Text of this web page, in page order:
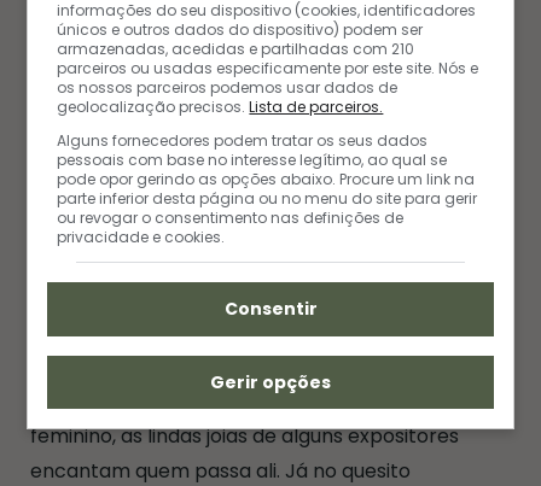
Segunda à Sexta, das 11h às 15h, na Rua
Tenerife, 74 – Vila Olímpia
11. Feira Omaguás
Essa é uma dasfeirinhas em SPdedicada aos
amantes dearte e artesanato. Lá você vai
encontrar uma infinidade de acessórios de couro,
crochê, patchwork e tricô. Tem também peças
crianças. E como o público acaba sendo bastante
feminino, as lindas joias de alguns expositores
encantam quem passa ali. Já no quesito
informações do seu dispositivo (cookies, identificadores
únicos e outros dados do dispositivo) podem ser
armazenadas, acedidas e partilhadas com 210
parceiros ou usadas especificamente por este site. Nós e
os nossos parceiros podemos usar dados de
geolocalização precisos.Lista de parceiros.
Alguns fornecedores podem tratar os seus dados
pessoais com base no interesse legítimo, ao qual se
pode opor gerindo as opções abaixo. Procure um link na
parte inferior desta página ou no menu do site para gerir
ou revogar o consentimento nas definições de
privacidade e cookies.
Consentir
Gerir opções